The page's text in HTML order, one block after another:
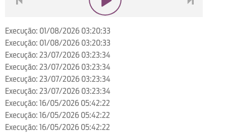
Execução: 01/08/2026 03:20:33
Execução: 01/08/2026 03:20:33
Execução: 23/07/2026 03:23:34
Execução: 23/07/2026 03:23:34
Execução: 23/07/2026 03:23:34
Execução: 23/07/2026 03:23:34
Execução: 16/05/2026 05:42:22
Execução: 16/05/2026 05:42:22
Execução: 16/05/2026 05:42:22